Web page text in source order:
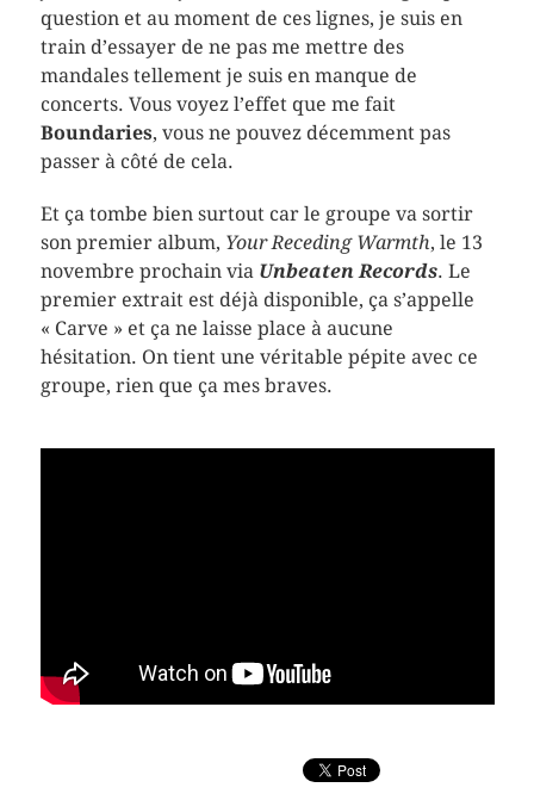
question et au moment de ces lignes, je suis en
train d’essayer de ne pas me mettre des
mandales tellement je suis en manque de
concerts. Vous voyez l’effet que me fait
Boundaries, vous ne pouvez décemment pas
passer à côté de cela.
Et ça tombe bien surtout car le groupe va sortir
son premier album, Your Receding Warmth, le 13
novembre prochain via Unbeaten Records. Le
premier extrait est déjà disponible, ça s’appelle
« Carve » et ça ne laisse place à aucune
hésitation. On tient une véritable pépite avec ce
groupe, rien que ça mes braves.